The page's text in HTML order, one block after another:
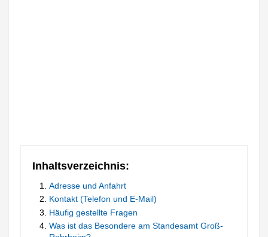
Inhaltsverzeichnis:
Adresse und Anfahrt
Kontakt (Telefon und E-Mail)
Häufig gestellte Fragen
Was ist das Besondere am Standesamt Groß-